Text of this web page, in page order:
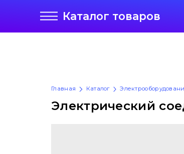
Каталог товаров
Главная Каталог
Электрический